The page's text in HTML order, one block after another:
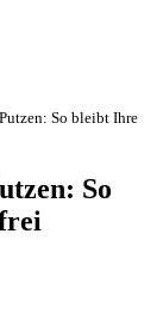
So bleibt Ihre
So